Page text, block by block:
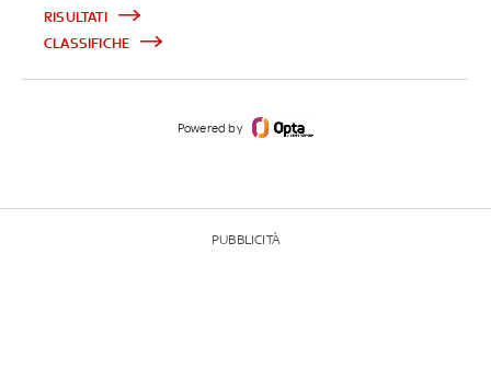
RISULTATI
CLASSIFICHE
Powered by
PUBBLICITÀ